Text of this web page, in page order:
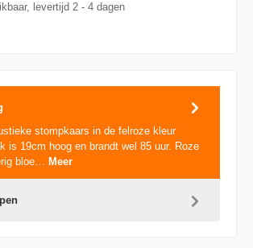
levertijd 2 - 4 dagen
stompkaars in de felroze kleur
is 19cm hoog en brandt wel 85 uur. Roze
bloe… Meer